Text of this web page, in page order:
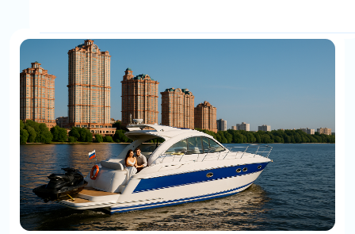
Фуршет до 40 чел. - 650 000 до 10 ч.
Круиз до 12 чел. - 750 000 в сутки
Питание от 5000 р./чел